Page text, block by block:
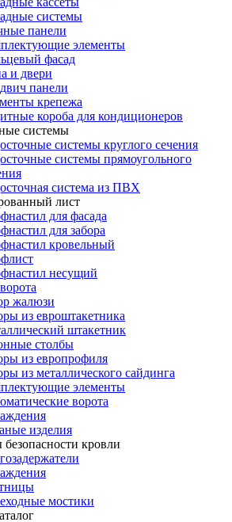
системы
панели
элементы
фасад
и двери
панели
крепежа
короба для кондиционеров
системы
системы круглого сечения
системы прямоугольного
система из ПВХ
лист
для фасада
для забора
кровельный
несущий
жалюзи
из евроштакетника
штакетник
столбы
из европрофиля
из металлического сайдинга
элементы
ворота
изделия
кровли
мостики